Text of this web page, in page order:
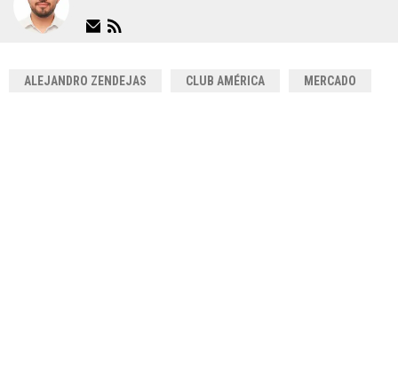
ALEJANDRO ZENDEJAS CLUB AMÉRICA MERCADO